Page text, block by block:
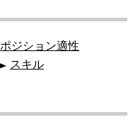
ポジション適性
スキル